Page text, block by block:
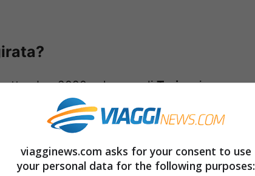
2020 nel cuore diTorino, in
muoversi i protagonisti tra alcuni dei
i telespettatori a scoprire delle realtà e
periodo storico, infatti, le serie tv e i
a sconfiggere la noia e a scoprire
viagginews.com asks for your consent to use
your personal data for the following purposes: